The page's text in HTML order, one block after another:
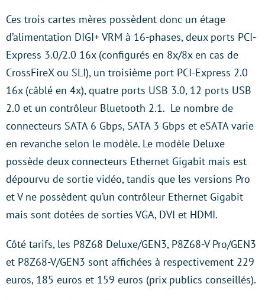
Ces trois cartes mères possèdent donc un étage
d’alimentation DIGI+ VRM à 16-phases, deux ports PCI-
Express 3.0/2.0 16x (configurés en 8x/8x en cas de
CrossFireX ou SLI), un troisième port PCI-Express 2.0
16x (câblé en 4x), quatre ports USB 3.0, 12 ports USB
2.0 et un contrôleur Bluetooth 2.1. Le nombre de
connecteurs SATA 6 Gbps, SATA 3 Gbps et eSATA varie
en revanche selon le modèle. Le modèle Deluxe
possède deux connecteurs Ethernet Gigabit mais est
dépourvu de sortie vidéo, tandis que les versions Pro
et V ne possèdent qu’un contrôleur Ethernet Gigabit
mais sont dotées de sorties VGA, DVI et HDMI.
Côté tarifs, les P8Z68 Deluxe/GEN3, P8Z68-V Pro/GEN3
et P8Z68-V/GEN3 sont affichées à respectivement 229
euros, 185 euros et 159 euros (prix publics conseillés).